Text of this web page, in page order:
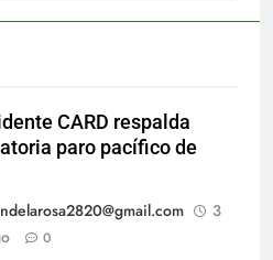
CARD respalda
paro pacífico de
3
0